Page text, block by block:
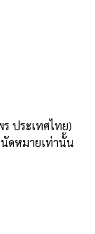
ประเทศไทย)
ดหมายเท่านั้น